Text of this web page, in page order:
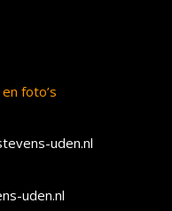
foto’s
uden.nl
uden.nl